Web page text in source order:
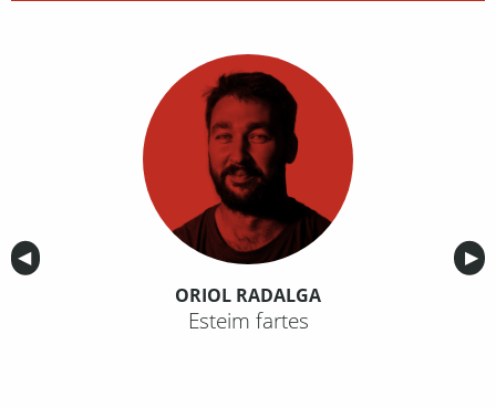
Anterior
◀︎ ▶︎
ORIOL RADALGA
Esteim fartes